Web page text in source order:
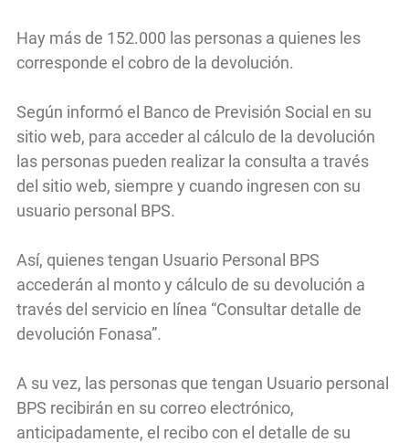
Hay más de 152.000 las personas a quienes les
corresponde el cobro de la devolución.
Según informó el Banco de Previsión Social en su
sitio web, para acceder al cálculo de la devolución
las personas pueden realizar la consulta a través
del sitio web, siempre y cuando ingresen con su
usuario personal BPS.
Así, quienes tengan Usuario Personal BPS
accederán al monto y cálculo de su devolución a
través del servicio en línea “Consultar detalle de
devolución Fonasa”.
A su vez, las personas que tengan Usuario personal
BPS recibirán en su correo electrónico,
anticipadamente, el recibo con el detalle de su